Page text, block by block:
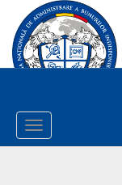
Toggle
Navigation